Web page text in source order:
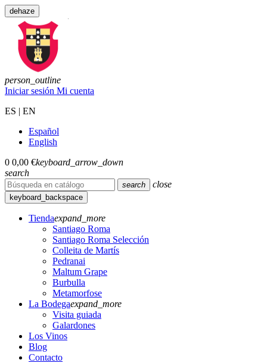
dehaze
person_outline
Iniciar sesión Mi cuenta
ES | EN
Español
English
0 0,00 €keyboard_arrow_down
search
search close
keyboard_backspace
Tiendaexpand_more
Santiago Roma
Santiago Roma Selección
Colleita de Martís
Pedranai
Maltum Grape
Burbulla
Metamorfose
La Bodegaexpand_more
Visita guiada
Galardones
Los Vinos
Blog
Contacto